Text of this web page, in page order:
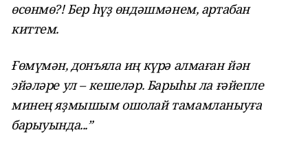
өсөнмө?! Бер һүҙ өндәшмәнем, артабан
киттем.
Ғөмүмән, донъяла иң күрә алмаған йән
эйәләре ул – кешеләр. Барыһы ла ғәйепле
минең яҙмышым ошолай тамамланыуға
барыуында...”